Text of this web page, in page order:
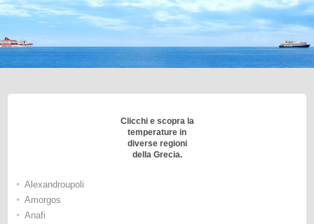
Clicchi e scopra la
temperature in
diverse regioni
della Grecia.
• Alexandroupoli
• Amorgos
• Anafi